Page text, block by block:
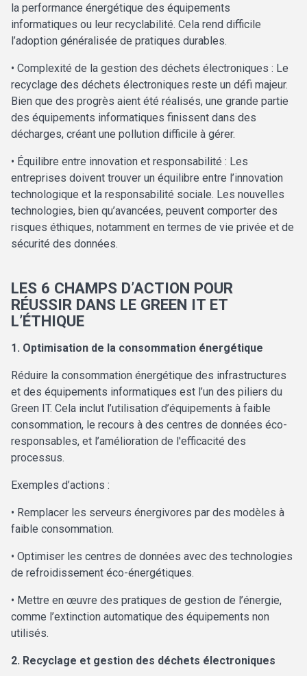
la performance énergétique des équipements
informatiques ou leur recyclabilité. Cela rend difficile
l’adoption généralisée de pratiques durables.
• Complexité de la gestion des déchets électroniques : Le
recyclage des déchets électroniques reste un défi majeur.
Bien que des progrès aient été réalisés, une grande partie
des équipements informatiques finissent dans des
décharges, créant une pollution difficile à gérer.
• Équilibre entre innovation et responsabilité : Les
entreprises doivent trouver un équilibre entre l’innovation
technologique et la responsabilité sociale. Les nouvelles
technologies, bien qu’avancées, peuvent comporter des
risques éthiques, notamment en termes de vie privée et de
sécurité des données.
LES 6 CHAMPS D’ACTION POUR
RÉUSSIR DANS LE GREEN IT ET
L’ÉTHIQUE
1. Optimisation de la consommation énergétique
Réduire la consommation énergétique des infrastructures
et des équipements informatiques est l’un des piliers du
Green IT. Cela inclut l’utilisation d’équipements à faible
consommation, le recours à des centres de données éco-
responsables, et l’amélioration de l'efficacité des
processus.
Exemples d’actions :
• Remplacer les serveurs énergivores par des modèles à
faible consommation.
• Optimiser les centres de données avec des technologies
de refroidissement éco-énergétiques.
• Mettre en œuvre des pratiques de gestion de l’énergie,
comme l’extinction automatique des équipements non
utilisés.
2. Recyclage et gestion des déchets électroniques